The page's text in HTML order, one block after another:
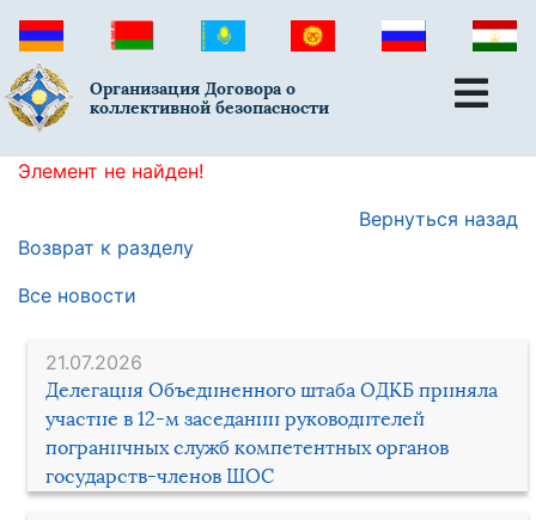
Организация Договора о
коллективной безопасности
21.07.2026
Делегация Объединенного штаба ОДКБ приняла
участие в 12-м заседании руководителей
пограничных служб компетентных органов
государств-членов ШОС
Элемент не найден!
Вернуться назад
Возврат к разделу
Все новости